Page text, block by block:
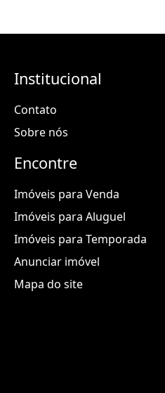
Institucional
Contato
Sobre nós
Encontre
Imóveis para Venda
Imóveis para Aluguel
Imóveis para Temporada
Anunciar imóvel
Mapa do site